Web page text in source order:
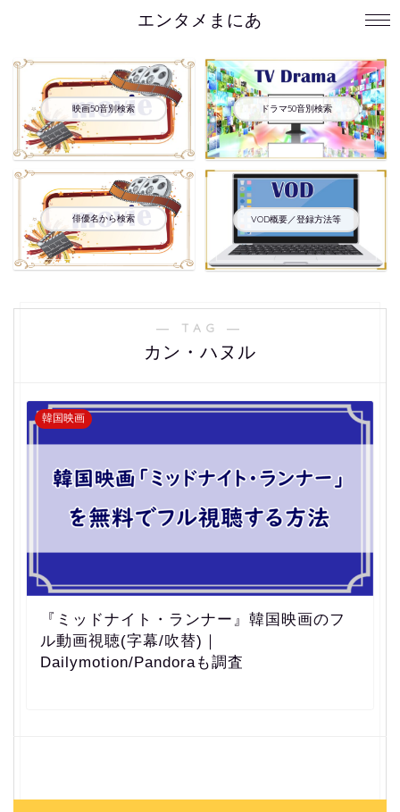
エンタメまにあ
映画50音別検索 ドラマ50音別検索
俳優名から検索 VOD概要／登録方法等
― TAG ―
カン・ハヌル
韓国映画
『ミッドナイト・ランナー』韓国映画のフ
ル動画視聴(字幕/吹替)｜
Dailymotion/Pandoraも調査